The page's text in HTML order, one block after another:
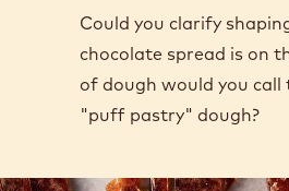
Could you clarify
chocolate spread is on
of dough would you call
"puff pastry" dough?